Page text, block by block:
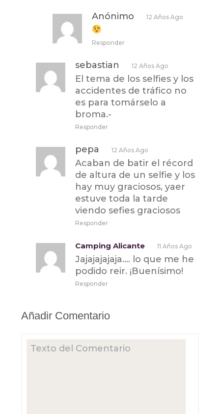
Anónimo 12 Años Ago
Responder
sebastian 12 Años Ago
El tema de los selfies y los
accidentes de tráfico no
es para tomárselo a
broma.-
Responder
pepa 12 Años Ago
Acaban de batir el récord
de altura de un selfie y los
hay muy graciosos, yaer
estuve toda la tarde
viendo sefies graciosos
Responder
Camping Alicante 11 Años Ago
Jajajajajaja…. lo que me he
podido reir. ¡Buenísimo!
Responder
Añadir Comentario